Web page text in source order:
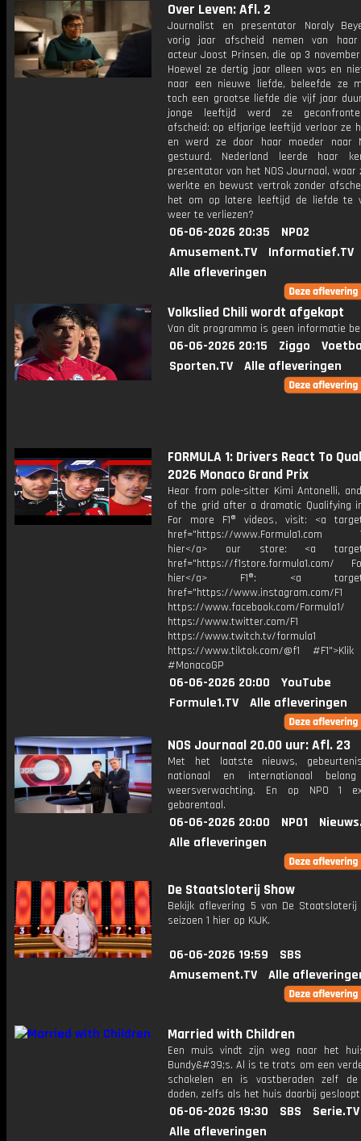
Over Leven: Afl. 2
Journalist en presentator Noraly
vorig jaar afscheid nemen van haar
acteur Joost Prinsen, die op 3
Hoewel ze dertig jaar alleen was en
naar een nieuwe liefde, beleefde ze
toch een grootse liefde die vijf jaar
jonge leeftijd werd ze
afscheid: op elfjarige leeftijd verloor ze
en werd ze door haar moeder naar
gestuurd. Nederland leerde haar
presentator van het NOS Journaal, waar
werkte en bewust vertrok zonder
het om op latere leeftijd de liefde te
weer te verliezen?
06-06-2026 20:35
NPO2
Amusement.TV
Informatief.TV
Alle afleveringen
Volkslied Chili wordt afgekapt
Van dit programma is geen informatie
06-06-2026 20:15 Ziggo
Sporten.TV
Alle afleveringen
FORMULA 1: Drivers React To
2026 Monaco Grand Prix
Hear from pole-sitter Kimi Antonelli,
of the grid after a dramatic Qualifying
For more F1® videos, visit: <a
href="https://www.Formula1.com
hier</a> our store: <a
href="https://f1store.formula1.com/
hier</a> F1®: <a
href="https://www.instagram.com/F1
https://www.facebook.com/Formula1/
https://www.twitter.com/F1
https://www.twitch.tv/formula1
https://www.tiktok.com/@f1
#MonacoGP
06-06-2026 20:00
YouTube
Formule1.TV
Alle afleveringen
NOS Journaal 20.00 uur: Afl. 23
Met het laatste nieuws,
nationaal en internationaal
weersverwachting. En op NPO 1
gebarentaal.
06-06-2026 20:00 NPO1
Alle afleveringen
De Staatsloterij Show
Bekijk aflevering 5 van De
seizoen 1 hier op KIJK.
06-06-2026 19:59
SBS
Amusement.TV
Alle
Married with Children
Een muis vindt zijn weg naar het
Bundy&#39;s. Al is te trots om een
schakelen en is vastberaden zelf
doden, zelfs als het huis daarbij
06-06-2026 19:30 SBS
Serie.TV
Alle afleveringen